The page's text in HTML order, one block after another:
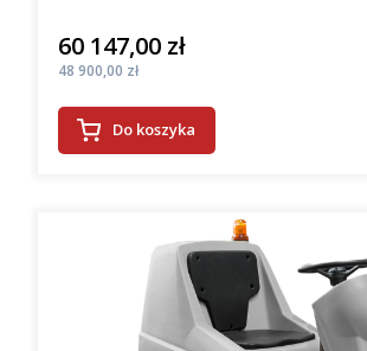
Cena
60 147,00 zł
Cena
48 900,00 zł
Do koszyka